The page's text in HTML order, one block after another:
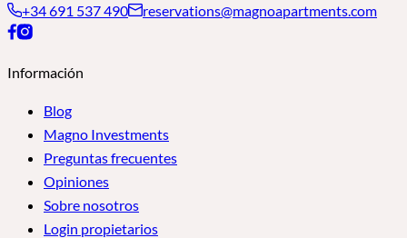
+34 691 537 490 reservations@magnoapartments.com
Información
Blog
Magno Investments
Preguntas frecuentes
Opiniones
Sobre nosotros
Login propietarios